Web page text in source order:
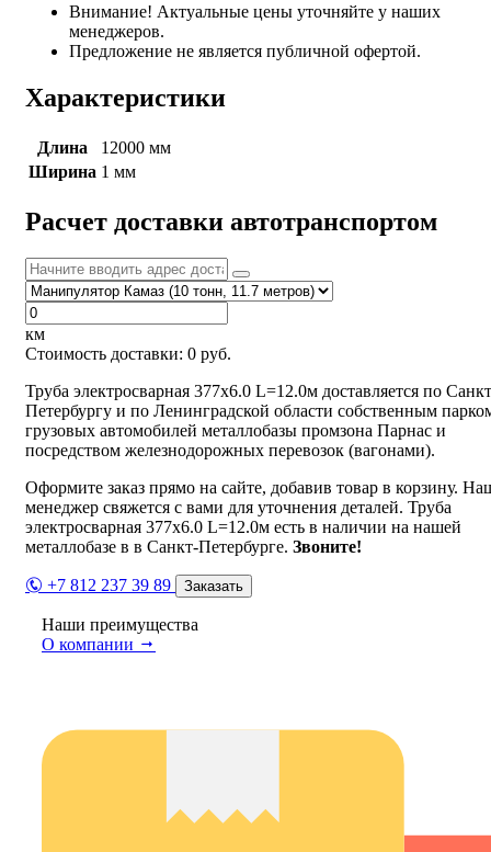
Внимание! Актуальные цены уточняйте у наших
менеджеров.
Предложение не является публичной офертой.
Характеристики
Длина
12000 мм
Ширина 1 мм
Расчет доставки автотранспортом
км
Стоимость доставки: 0 руб.
Труба электросварная 377х6.0 L=12.0м доставляется по
Петербургу и по Ленинградской области собственным
грузовых автомобилей металлобазы промзона Парнас и
посредством железнодорожных перевозок (вагонами).
Оформите заказ прямо на сайте, добавив товар в корзину.
менеджер свяжется с вами для уточнения деталей. Труба
электросварная 377х6.0 L=12.0м есть в наличии на нашей
металлобазе в в Санкт-Петербурге. Звоните!
+7 812 237 39 89 Заказать
Наши преимущества
О компании